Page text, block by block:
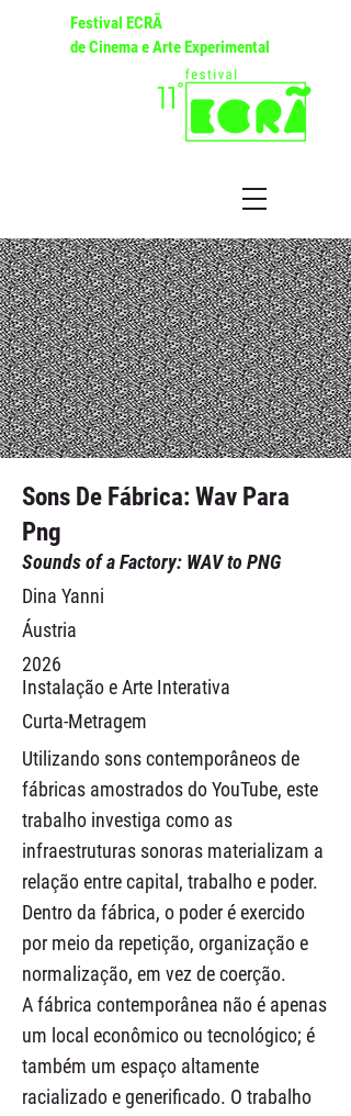
Festival ECRÃ
de Cinema e Arte Experimental
Sons De Fábrica: Wav Para
Png
Sounds of a Factory: WAV to PNG
Dina Yanni
Áustria
2026
Instalação e Arte Interativa
Curta-Metragem
Utilizando sons contemporâneos de
fábricas amostrados do YouTube, este
trabalho investiga como as
infraestruturas sonoras materializam a
relação entre capital, trabalho e poder.
Dentro da fábrica, o poder é exercido
por meio da repetição, organização e
normalização, em vez de coerção.
A fábrica contemporânea não é apenas
um local econômico ou tecnológico; é
também um espaço altamente
racializado e generificado. O trabalho